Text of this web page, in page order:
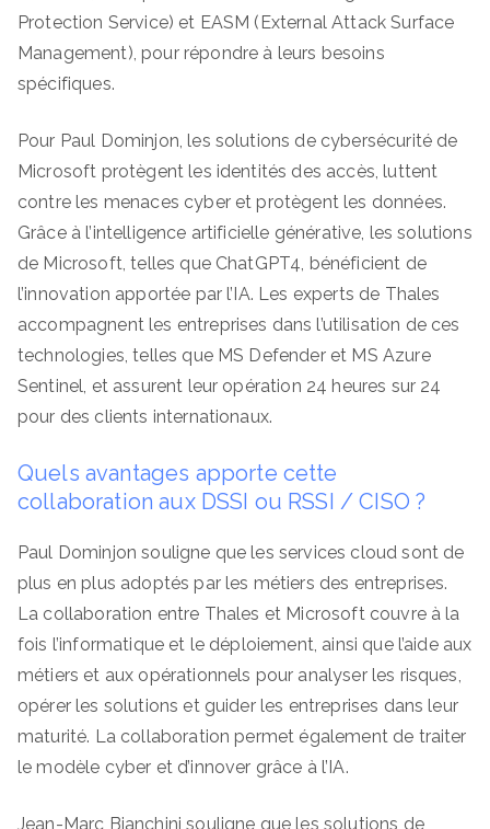
Protection Service) et EASM (External Attack Surface
Management), pour répondre à leurs besoins
spécifiques.
Pour Paul Dominjon, les solutions de cybersécurité de
Microsoft protègent les identités des accès, luttent
contre les menaces cyber et protègent les données.
Grâce à l’intelligence artificielle générative, les solutions
de Microsoft, telles que ChatGPT4, bénéficient de
l’innovation apportée par l’IA. Les experts de Thales
accompagnent les entreprises dans l’utilisation de ces
technologies, telles que MS Defender et MS Azure
Sentinel, et assurent leur opération 24 heures sur 24
pour des clients internationaux.
Quels avantages apporte cette
collaboration aux DSSI ou RSSI / CISO ?
Paul Dominjon souligne que les services cloud sont de
plus en plus adoptés par les métiers des entreprises.
La collaboration entre Thales et Microsoft couvre à la
fois l’informatique et le déploiement, ainsi que l’aide aux
métiers et aux opérationnels pour analyser les risques,
opérer les solutions et guider les entreprises dans leur
maturité. La collaboration permet également de traiter
le modèle cyber et d’innover grâce à l’IA.
Jean-Marc Bianchini souligne que les solutions de